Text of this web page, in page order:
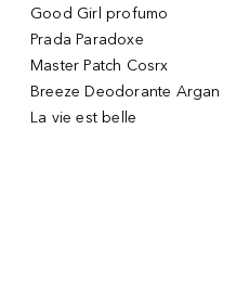
Good Girl profumo
Prada Paradoxe
Master Patch Cosrx
Breeze Deodorante Argan
La vie est belle